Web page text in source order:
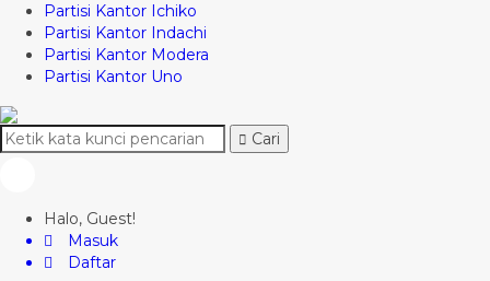
Partisi Kantor Ichiko
Partisi Kantor Indachi
Partisi Kantor Modera
Partisi Kantor Uno
Cari
Halo, Guest!
Masuk
Daftar